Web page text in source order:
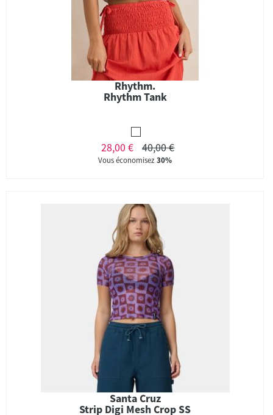
Rhythm.
Rhythm Tank
28,00 € 40,00 €
Vous économisez30%
Santa Cruz
Strip Digi Mesh Crop SS